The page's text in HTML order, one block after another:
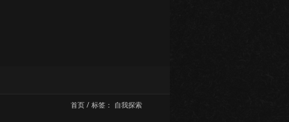
首页 / 标签： 自我探索